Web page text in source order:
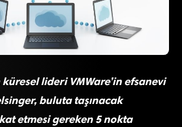
lideri VMWare’in efsanevi
buluta taşınacak
etmesi gereken 5 nokta